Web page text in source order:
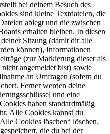
bei deinem Besuch des
sind kleine Textdateien, die
ablegt und die zwischen
erhalten bleiben. In diesen
Sitzung (damit dir alle
können), Informationen
(zur Markierung dieser als
nicht angemeldet bist) sowie
an Umfragen (sofern du
Ferner werden deine
und eine
haben standardmäßig
Alle Cookies kannst du
Cookies löschen“ löschen.
die du bei der